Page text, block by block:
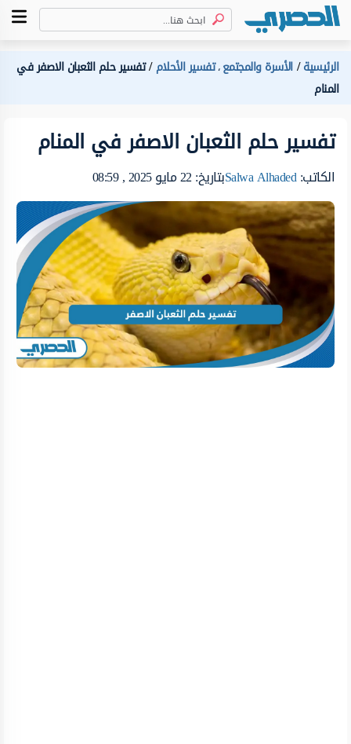
الرئيسية الأسرة والمجتمع،تفسير الأحلام تفسير حلم الثعبان الاصفر في
المنام
تفسير حلم الثعبان الاصفر في المنام
الكاتب:Salwa Alhadedبتاريخ: 22 مايو 2025 , 08:59